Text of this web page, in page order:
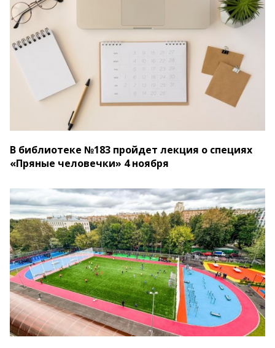
В библиотеке №183 пройдет лекция о специях
«Пряные человечки» 4 ноября